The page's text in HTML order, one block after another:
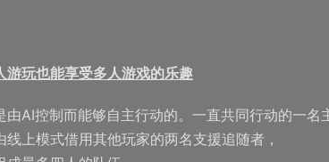
游玩也能享受多人游戏的乐趣
由AI控制而能够自主行动的。一直共同行动的一名
线上模式借用其他玩家的两名支援追随者，